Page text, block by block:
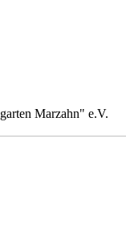
Marzahn" e.V.